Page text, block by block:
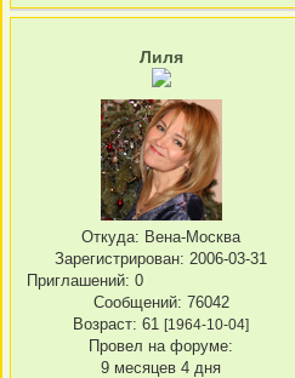
Лиля
Откуда: Вена-Москва
Зарегистрирован: 2006-03-31
Приглашений: 0
Сообщений: 76042
Возраст: 61 [1964-10-04]
Провел на форуме:
9 месяцев 4 дня